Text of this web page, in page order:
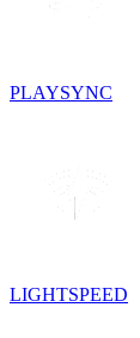
PLAYSYNC
LIGHTSPEED